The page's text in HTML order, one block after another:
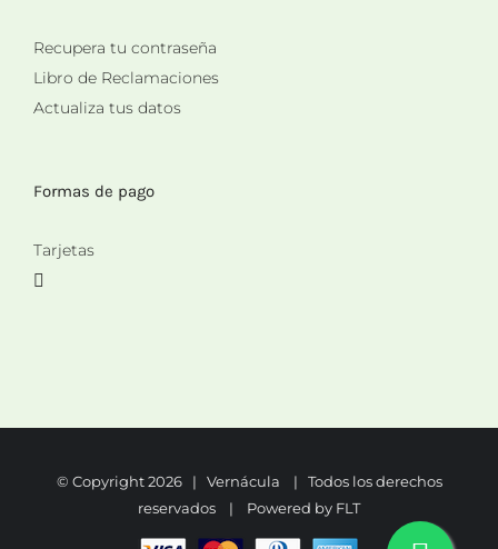
Recupera tu contraseña
Libro de Reclamaciones
Actualiza tus datos
Formas de pago
Tarjetas
© Copyright2026 | Vernácula | Todos los derechos
reservados | Powered by FLT